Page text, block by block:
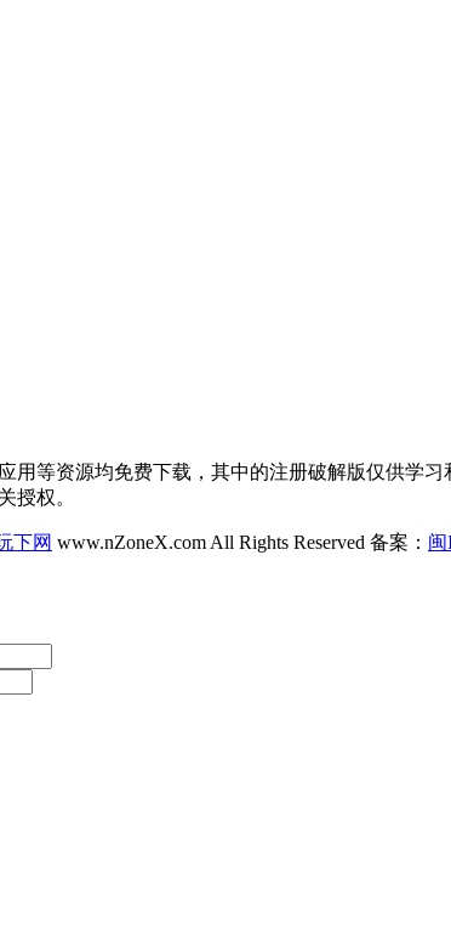
用等资源均免费下载，其中的注册破解版仅供学
授权。
下网 www.nZoneX.com All Rights Reserved 备案： 闽